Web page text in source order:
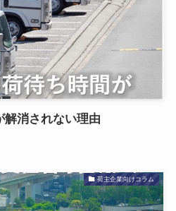
解消されない理由
荷主企業向けコラム